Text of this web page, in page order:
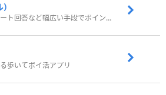
歩いたりアンケート回答など幅広い手段でポイントをゲット
歩いてポイ活アプリ